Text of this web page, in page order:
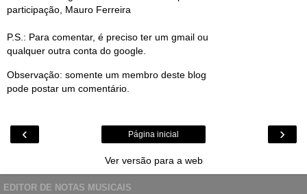
participação, Mauro Ferreira
P.S.: Para comentar, é preciso ter um gmail ou
qualquer outra conta do google.
Observação: somente um membro deste blog
pode postar um comentário.
‹ ›
Página inicial
Ver versão para a web
EDITOR DE NOTAS MUSICAIS